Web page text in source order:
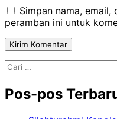
Simpan nama,
peramban ini untuk
Cari
Pos-pos